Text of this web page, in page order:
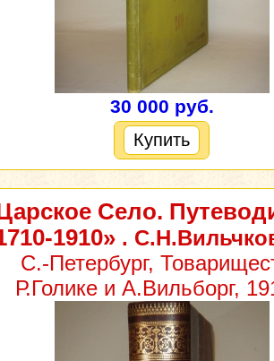
30 000 руб.
Купить
Село.
1910».
С.-Петербург,
Р.Голике и А.Вильборг,